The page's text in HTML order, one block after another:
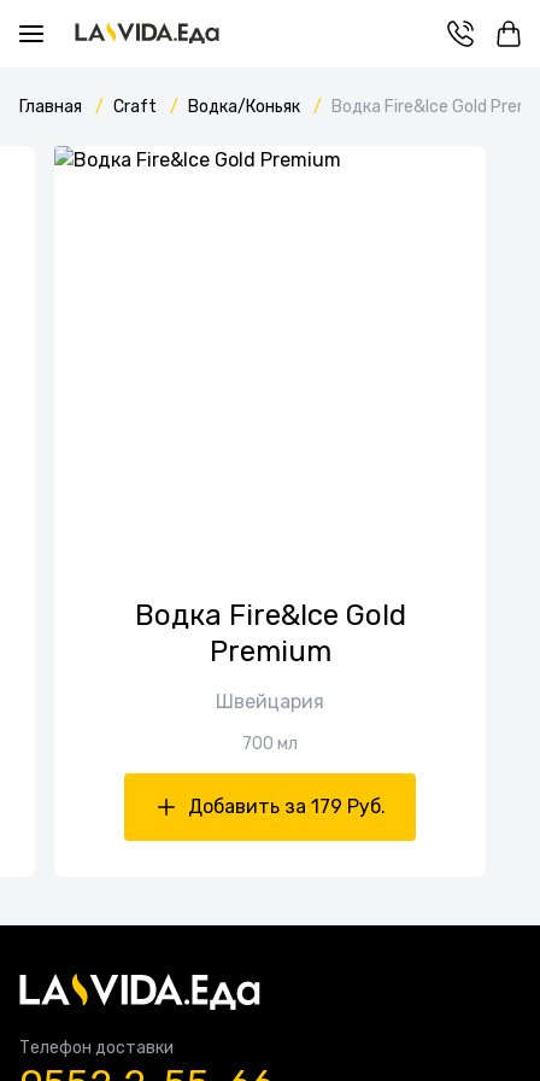
Главная Craft Водка/Коньяк Водка Fire&Ice Gold
Водка Fire&Ice Gold
Premium
Швейцария
700 мл
Добавить за 179 Руб.
Телефон доставки